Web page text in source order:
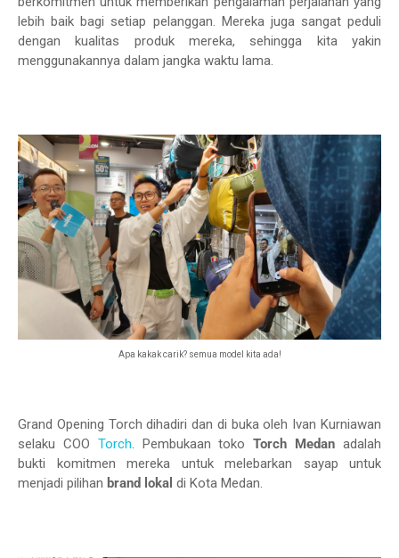
lebih baik bagi setiap pelanggan. Mereka juga sangat peduli
dengan kualitas produk mereka, sehingga kita yakin
menggunakannya dalam jangka waktu lama.
Apa kakak carik? semua model kita ada!
Grand Opening Torch dihadiri dan di buka oleh Ivan Kurniawan
selaku COO Torch. Pembukaan tokoTorch Medan adalah
bukti komitmen mereka untuk melebarkan sayap untuk
menjadi pilihan brand lokal di Kota Medan.